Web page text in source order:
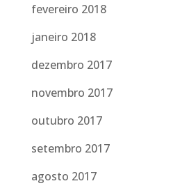
fevereiro 2018
janeiro 2018
dezembro 2017
novembro 2017
outubro 2017
setembro 2017
agosto 2017